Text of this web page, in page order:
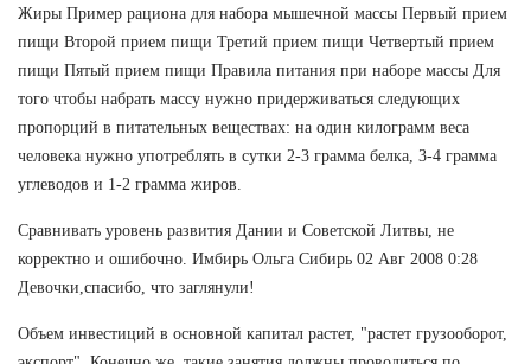
Жиры Пример рациона для набора мышечной массы Первый прием
пищи Второй прием пищи Третий прием пищи Четвертый прием
пищи Пятый прием пищи Правила питания при наборе массы Для
того чтобы набрать массу нужно придерживаться следующих
пропорций в питательных веществах: на один килограмм веса
человека нужно употреблять в сутки 2-3 грамма белка, 3-4 грамма
углеводов и 1-2 грамма жиров.
Сравнивать уровень развития Дании и Советской Литвы, не
корректно и ошибочно. Имбирь Ольга Сибирь 02 Авг 2008 0:28
Девочки,спасибо, что заглянули!
Объем инвестиций в основной капитал растет, "растет грузооборот,